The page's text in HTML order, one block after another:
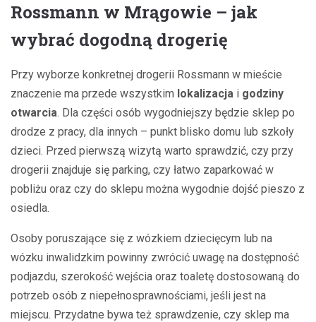
Rossmann w Mrągowie – jak
wybrać dogodną drogerię
Przy wyborze konkretnej drogerii Rossmann w mieście
znaczenie ma przede wszystkim lokalizacja i godziny
otwarcia. Dla części osób wygodniejszy będzie sklep po
drodze z pracy, dla innych – punkt blisko domu lub szkoły
dzieci. Przed pierwszą wizytą warto sprawdzić, czy przy
drogerii znajduje się parking, czy łatwo zaparkować w
pobliżu oraz czy do sklepu można wygodnie dojść pieszo z
osiedla.
Osoby poruszające się z wózkiem dziecięcym lub na
wózku inwalidzkim powinny zwrócić uwagę na dostępność
podjazdu, szerokość wejścia oraz toaletę dostosowaną do
potrzeb osób z niepełnosprawnościami, jeśli jest na
miejscu. Przydatne bywa też sprawdzenie, czy sklep ma